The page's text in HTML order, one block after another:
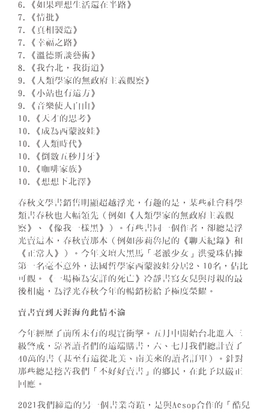
6.《如果理想生活還在半路》
7.《情批》
7.《真相製造》
7.《幸福之路》
7.《溫德斯談藝術》
8.《我台北，我街道》
9.《人類學家的無政府主義觀察》
9.《小站也有遠方》
9.《音樂使人自由》
10.《天才的思考》
10.《成為西蒙波娃》
10.《人類時代》
10.《倒數五秒月牙》
10.《咖啡家族》
10.《想想下北澤》
春秋文學書銷售明顯超越浮光，有趣的是，某些社會科學
類書春秋也大幅領先（例如《人類學家的無政府主義觀
察》、《像我一樣黑》）。有些書同一個作者，卻總是浮
光賣這本，春秋賣那本（例如莎莉魯尼的《聊天紀錄》和
《正常人》）。今年文壇大黑馬「老派少女」洪愛珠佔據
第一名毫不意外，法國哲學家西蒙波娃分居2、10名，佔比
可觀。《一場極為安詳的死亡》冷靜書寫女兒與母親的最
後相處，為浮光春秋今年的暢銷榜給予極度榮耀。
賣書賣到天涯海角此情不渝
今年經歷了前所未有的現實衝擊。五月中開始台北進入三
級警戒，靠著讀者們的遠端購書，六、七月我們總計賣了
40萬的書（甚至有遠從北美、南美來的讀者訂單）。針對
那些總是挖苦我們「不好好賣書」的鄉民，在此予以嚴正
回應。
2021我們締造的另一個書業奇蹟，是與Aesop合作的「酷兒